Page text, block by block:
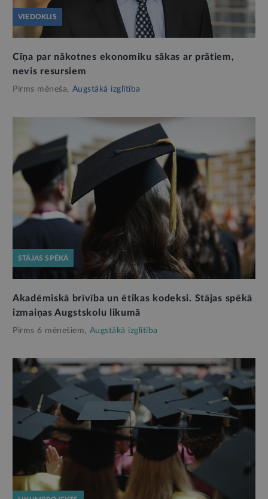
VIEDOKLIS
Cīņa par nākotnes ekonomiku sākas ar prātiem,
nevis resursiem
Pirms mēneša, Augstākā izglītība
STĀJAS SPĒKĀ
Akadēmiskā brīvība un ētikas kodeksi. Stājas spēkā
izmaiņas Augstskolu likumā
Pirms 6 mēnešiem, Augstākā izglītība